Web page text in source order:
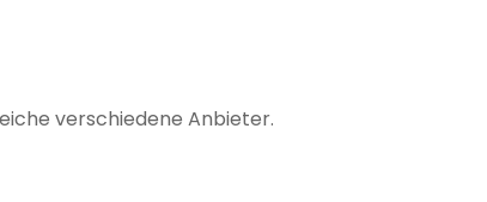
verschiedene Anbieter.